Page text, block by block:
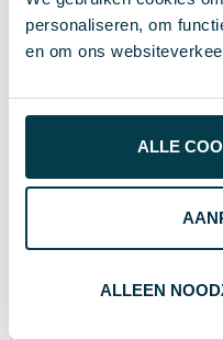
personaliseren, om
en om ons
ALLE
ALLEEN
Gewicht